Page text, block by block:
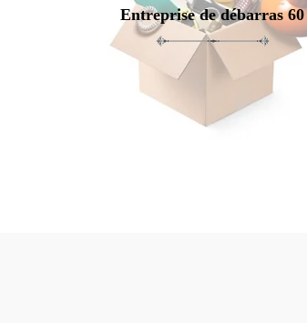
Entreprise de débarras 60